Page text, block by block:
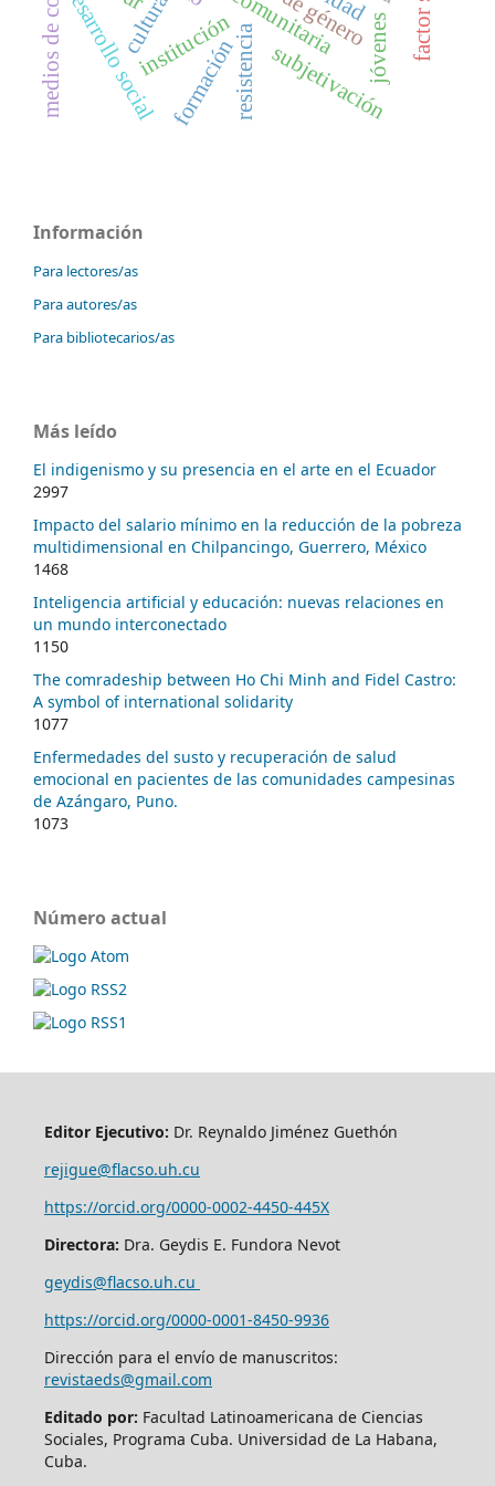
cultura jóvenes
desarrollo social resistencia
institución subjetivación
formación
Información
Para lectores/as
Para autores/as
Para bibliotecarios/as
Más leído
El indigenismo y su presencia en el arte en el Ecuador
2997
Impacto del salario mínimo en la reducción de la pobreza
multidimensional en Chilpancingo, Guerrero, México
1468
Inteligencia artificial y educación: nuevas relaciones en
un mundo interconectado
1150
The comradeship between Ho Chi Minh and Fidel Castro:
A symbol of international solidarity
1077
Enfermedades del susto y recuperación de salud
emocional en pacientes de las comunidades campesinas
de Azángaro, Puno.
1073
Número actual
Editor Ejecutivo: Dr. Reynaldo Jiménez Guethón
rejigue@flacso.uh.cu
https://orcid.org/0000-0002-4450-445X
Directora: Dra. Geydis E. Fundora Nevot
geydis@flacso.uh.cu
https://orcid.org/0000-0001-8450-9936
Dirección para el envío de manuscritos:
revistaeds@gmail.com
Editado por: Facultad Latinoamericana de Ciencias
Sociales, Programa Cuba. Universidad de La Habana,
Cuba.